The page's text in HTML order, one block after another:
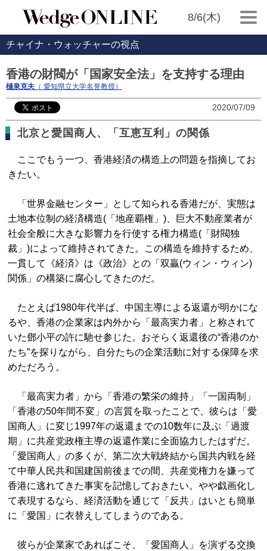
8/6(木)
チャイナ・ウォッチャーの視点
香港の財閥が「国家安全法」を支持する理由
樋泉克夫 （ 愛知県立大学名誉教授）
2020/07/09
北京と愛国商人、「互恵互利」の関係
ここでもう一つ、香港経済の構造上の問題を指摘してお
きたい。
「世界金融センター」として知られる香港だが、実態は
土地本位制の経済構造(「地産覇権」)、巨大不動産業者が
社会全般に大きな影響力を行使する権力構造(「財閥独
裁」)によって維持されてきた。この構造を維持するため、
一貫して《経済》は《政治》との「双贏(ウィン・ウィン)
関係」の構築に腐心してきたのだ。
たとえば1980年代半ば、中国主導による返還が明かにな
るや、香港の企業家は内外から「最高実力者」と称されて
いた鄧小平の許に馳せ参じた。おそらく返還後の“香港のか
たち”を探りながら、自分たちの企業活動に対する保障を求
めただろう。
「最高実力者」から「香港の繁栄の維持」「一国両制」
「香港の50年間不変」の言質を取ったことで、彼らは「愛
国商人」に変じ1997年の返還までの10数年に及ぶ「過渡
期」に共産党政権主導の返還作業に全面協力したはずだ。
「愛国商人」の多くが、第二次大戦終結から国共内戦を経
て中華人民共和国建国前後までの間、共産党権力を嫌って
香港に逃れてきた事実を記憶しておきたい。やや戯画化し
て表現するなら、経済活動を通じて「反共」はいとも簡単
に「愛国」に衣替えしてしまうのである。
彼らが企業家であればこそ、「愛国商人」を演ずる交換